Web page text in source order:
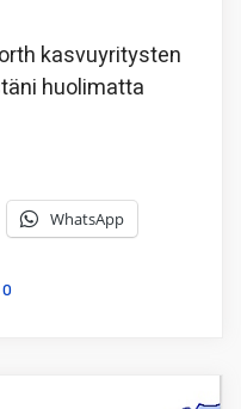
kasvuyritysten
huolimatta
WhatsApp
0